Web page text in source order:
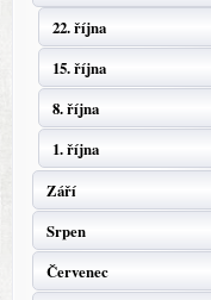
22. října
15. října
8. října
1. října
Září
Srpen
Červenec